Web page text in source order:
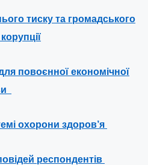
тиску та громадського
повоєнної економічної
охорони здоров’я
респондентів